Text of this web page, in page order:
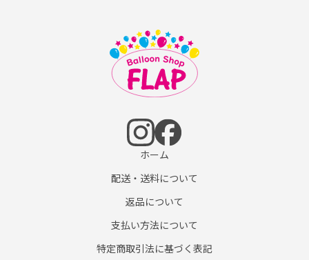
ホーム
配送・送料について
返品について
支払い方法について
特定商取引法に基づく表記